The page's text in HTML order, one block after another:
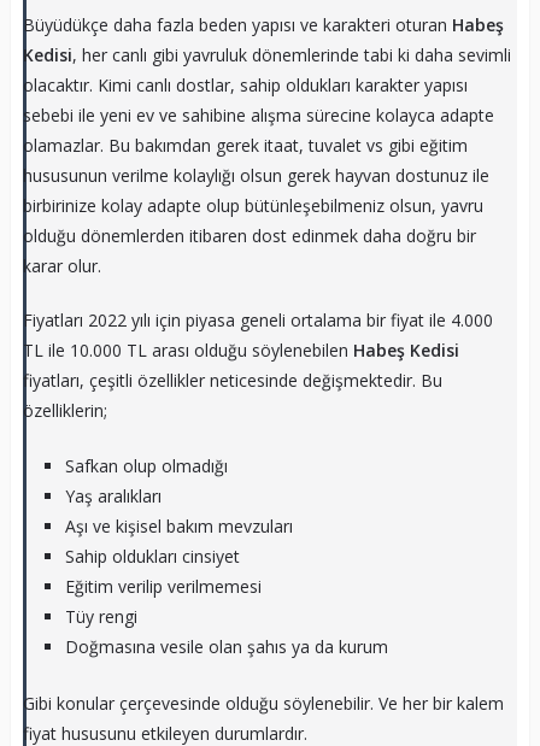
Büyüdükçe daha fazla beden yapısı ve karakteri oturan Habeş
Kedisi, her canlı gibi yavruluk dönemlerinde tabi ki daha sevimli
olacaktır. Kimi canlı dostlar, sahip oldukları karakter yapısı
sebebi ile yeni ev ve sahibine alışma sürecine kolayca adapte
olamazlar. Bu bakımdan gerek itaat, tuvalet vs gibi eğitim
hususunun verilme kolaylığı olsun gerek hayvan dostunuz ile
birbirinize kolay adapte olup bütünleşebilmeniz olsun, yavru
olduğu dönemlerden itibaren dost edinmek daha doğru bir
karar olur.
Fiyatları 2022 yılı için piyasa geneli ortalama bir fiyat ile 4.000
TL ile 10.000 TL arası olduğu söylenebilen Habeş Kedisi
fiyatları, çeşitli özellikler neticesinde değişmektedir. Bu
özelliklerin;
Safkan olup olmadığı
Yaş aralıkları
Aşı ve kişisel bakım mevzuları
Sahip oldukları cinsiyet
Eğitim verilip verilmemesi
Tüy rengi
Doğmasına vesile olan şahıs ya da kurum
Gibi konular çerçevesinde olduğu söylenebilir. Ve her bir kalem
fiyat hususunu etkileyen durumlardır.